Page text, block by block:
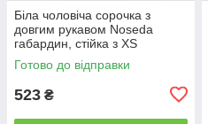
Біла чоловіча сорочка з
довгим рукавом Noseda
габардин, стійка з XS
Готово до відправки
523 ₴